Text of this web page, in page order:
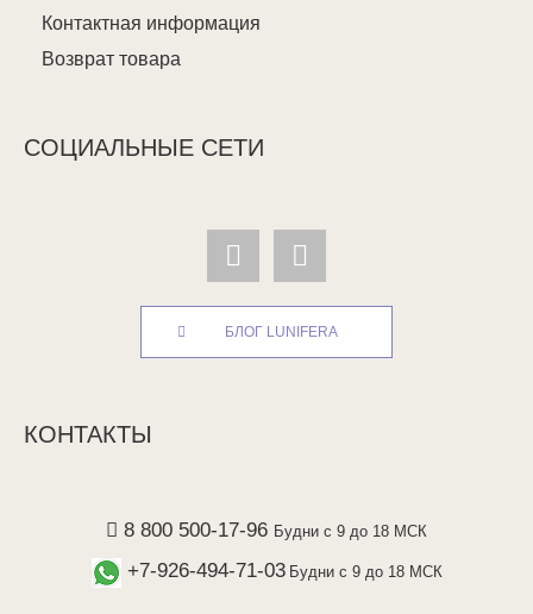
Контактная информация
Возврат товара
СОЦИАЛЬНЫЕ СЕТИ
БЛОГ LUNIFERA
КОНТАКТЫ
8 800 500-17-96 Будни с 9 до 18 МСК
+7-926-494-71-03 Будни с 9 до 18 МСК